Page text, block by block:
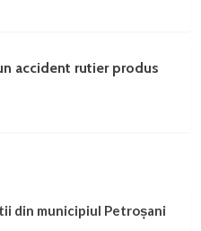
accident rutier produs
din municipiul Petroșani